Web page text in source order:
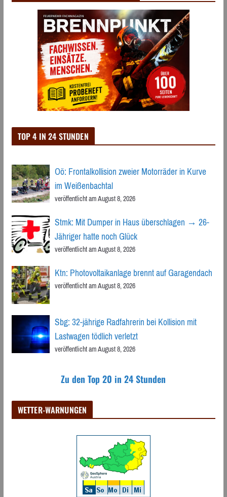
TOP 4 IN 24 STUNDEN
Oö: Frontalkollision zweier Motorräder in Kurve
im Weißenbachtal
veröffentlicht am August 8, 2026
Stmk: Mit Dumper in Haus überschlagen → 26-
Jähriger hatte noch Glück
veröffentlicht am August 8, 2026
Ktn: Photovoltaikanlage brennt auf Garagendach
veröffentlicht am August 8, 2026
Sbg: 32-jährige Radfahrerin bei Kollision mit
Lastwagen tödlich verletzt
veröffentlicht am August 8, 2026
Zu den Top 20 in 24 Stunden
WETTER-WARNUNGEN